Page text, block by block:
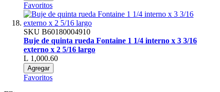
Favoritos
SKU B60180004910
Buje de quinta rueda Fontaine 1 1/4 interno x 3 3/16
externo x 2 5/16 largo
L 1,000.60
Agregar
Favoritos